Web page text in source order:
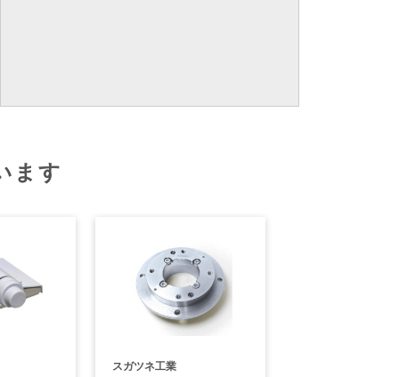
ます
スガツネ工業